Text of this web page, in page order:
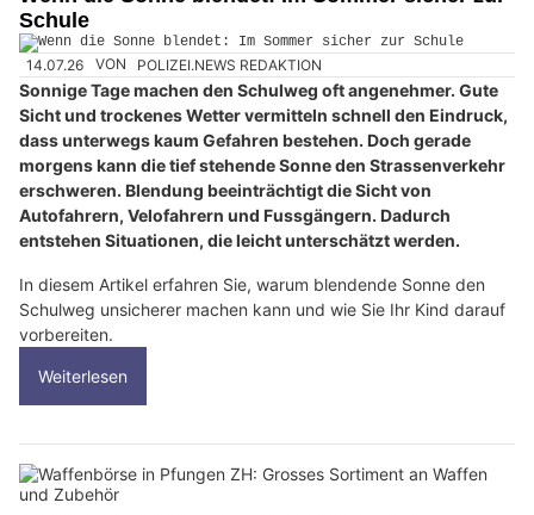
Schule
14.07.26 VON POLIZEI.NEWS REDAKTION
Sonnige Tage machen den Schulweg oft angenehmer. Gute
Sicht und trockenes Wetter vermitteln schnell den Eindruck,
dass unterwegs kaum Gefahren bestehen. Doch gerade
morgens kann die tief stehende Sonne den Strassenverkehr
erschweren. Blendung beeinträchtigt die Sicht von
Autofahrern, Velofahrern und Fussgängern. Dadurch
entstehen Situationen, die leicht unterschätzt werden.
In diesem Artikel erfahren Sie, warum blendende Sonne den
Schulweg unsicherer machen kann und wie Sie Ihr Kind darauf
vorbereiten.
Weiterlesen